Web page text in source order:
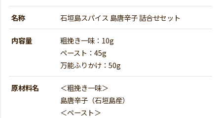
名称 石垣島スパイス 島唐辛子 詰合せセット
内容量
粗挽き一味：10g
ペースト：45g
万能ふりかけ：50g
原材料名
＜粗挽き一味＞
島唐辛子（石垣島産）
＜ペースト＞